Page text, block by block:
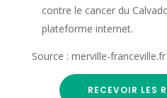
contre le cancer du
plateforme internet.
Source : merville-franceville.fr
RECEVOIR LES